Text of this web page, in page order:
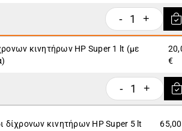
- 1 +
κινητήρων ΗP Super 1 lt (με
€
- 1 +
δίχρονων κινητήρων ΗP Super 5 lt